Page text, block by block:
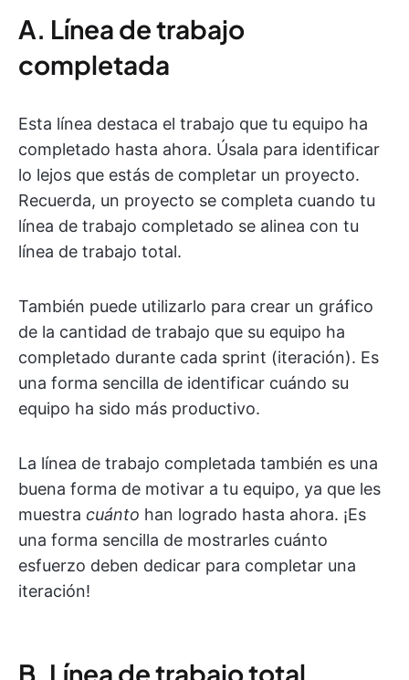
A. Línea de trabajo
completada
Esta línea destaca el trabajo que tu equipo ha
completado hasta ahora. Úsala para identificar
lo lejos que estás de completar un proyecto.
Recuerda, un proyecto se completa cuando tu
línea de trabajo completado se alinea con tu
línea de trabajo total.
También puede utilizarlo para crear un gráfico
de la cantidad de trabajo que su equipo ha
completado durante cada sprint (iteración). Es
una forma sencilla de identificar cuándo su
equipo ha sido más productivo.
La línea de trabajo completada también es una
buena forma de motivar a tu equipo, ya que les
muestra cuánto han logrado hasta ahora. ¡Es
una forma sencilla de mostrarles cuánto
esfuerzo deben dedicar para completar una
iteración!
B. Línea de trabajo total